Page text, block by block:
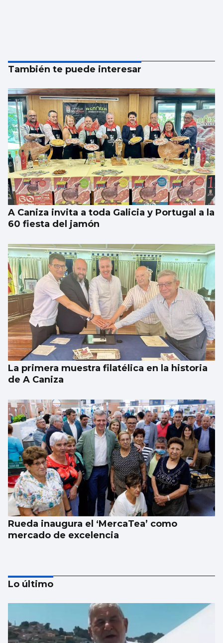
También te puede interesar
A Caniza invita a toda Galicia y Portugal a la
60 fiesta del jamón
La primera muestra filatélica en la historia
de A Caniza
Rueda inaugura el ‘MercaTea’ como
mercado de excelencia
Lo último